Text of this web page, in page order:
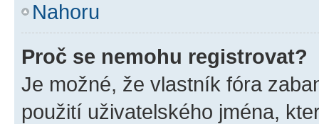
Nahoru
Proč se nemohu registrovat?
Je možné, že vlastník fóra
použití uživatelského jména,